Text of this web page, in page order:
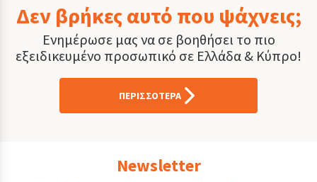
Δεν βρήκες αυτό που ψάχνεις;
Ενημέρωσε μας να σε βοηθήσει το πιο
εξειδικευμένο προσωπικό σε Ελλάδα & Κύπρο!
ΠΕΡΙΣΣΟΤΕΡΑ
Newsletter